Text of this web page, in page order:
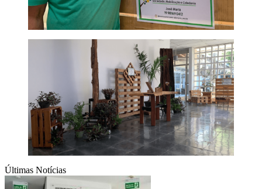
Últimas Notícias